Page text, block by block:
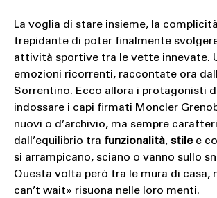
La voglia di stare insieme, la
trepidante di poter finalmente
attività sportive tra le vette innevate.
emozioni ricorrenti, raccontate ora
Sorrentino. Ecco allora i protagonisti
indossare i capi firmati Moncler
nuovi o d’archivio, ma sempre
dall’equilibrio tra funzionalità, stilee
si arrampicano, sciano o vanno sullo
Questa volta però tra le mura di casa,
can’t wait» risuona nelle loro menti.